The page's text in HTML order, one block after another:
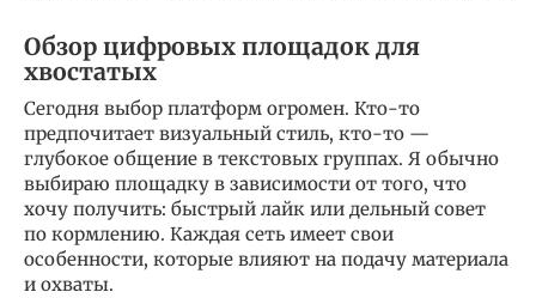
Обзор цифровых площадок для
хвостатых
Сегодня выбор платформ огромен. Кто-то
предпочитает визуальный стиль, кто-то —
глубокое общение в текстовых группах. Я обычно
выбираю площадку в зависимости от того, что
хочу получить: быстрый лайк или дельный совет
по кормлению. Каждая сеть имеет свои
особенности, которые влияют на подачу материала
и охваты.